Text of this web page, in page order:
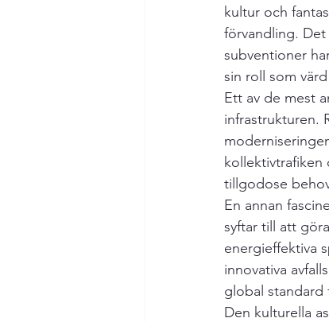
kultur och
förvandling.
subventioner
sin roll som
Ett av de mest
infrastrukturen.
kollektivtrafiken
tillgodose
En annan
syftar till att
energieffektiva
innovativa
global standard
Den kulturella